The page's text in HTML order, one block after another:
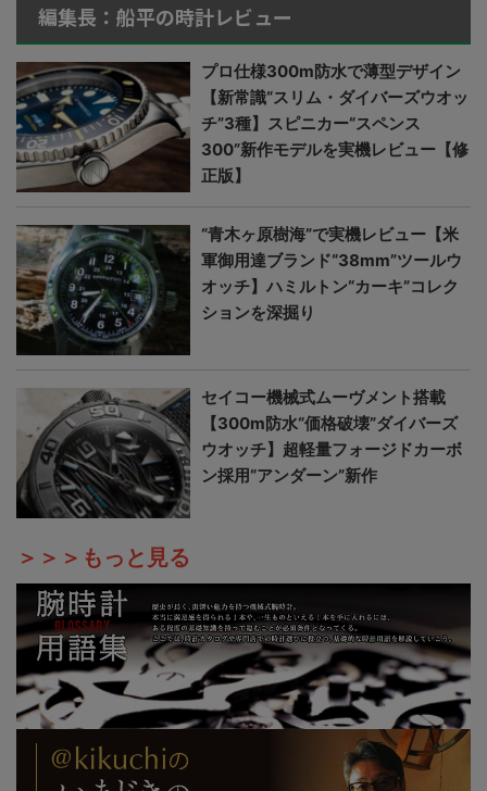
編集長：船平の時計レビュー
プロ仕様300m防水で薄型デザイン
【新常識“スリム・ダイバーズウオッ
チ”3種】スピニカー“スペンス
300”新作モデルを実機レビュー【修
正版】
“青木ヶ原樹海”で実機レビュー【米
軍御用達ブランド“38mm”ツールウ
オッチ】ハミルトン“カーキ”コレク
ションを深掘り
セイコー機械式ムーヴメント搭載
【300m防水“価格破壊”ダイバーズ
ウオッチ】超軽量フォージドカーボ
ン採用“アンダーン”新作
＞＞＞もっと見る